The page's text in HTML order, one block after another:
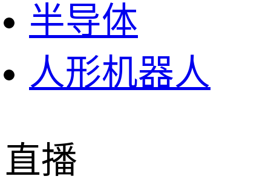
半导体
人形机器人
直播